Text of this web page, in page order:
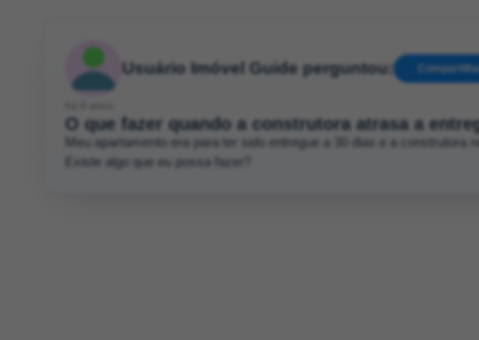
Usuário Imóvel Guide perguntou:
O que fazer quando a construtora atrasa a
Meu apartamento era para ter sido entregue a 30 dias e a construtora
Existe algo que eu possa fazer?